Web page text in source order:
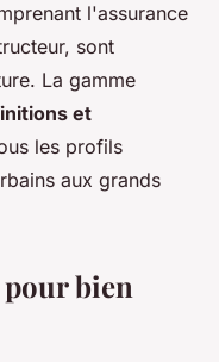
l'assurance
sont
La gamme
et
les profils
aux grands
bien